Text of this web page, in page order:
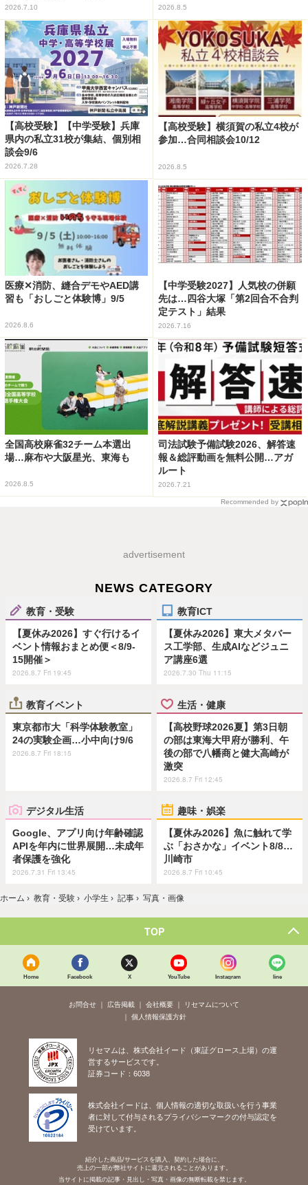
2026.7.10 2026.8.5
【高校受験】【中学受験】兵庫
県内の私立31校が集結、個別相
談会9/6
2026.7.28
【高校受験】横須賀の私立4校が
参加…合同相談会10/12
2026.8.5
医療✕消防、縫合デモやAED講
習も「おしごと体験博」9/5
2026.8.6
【中学受験2027】人気校の併願
先は…四谷大塚「第2回合不合判
定テスト」結果
2026.7.16
全国高校麻雀32チーム本選出
場…麻布や大阪星光、東海も
2026.8.5
司法試験予備試験2026、解答速
報＆総評動画を無料公開…アガ
ルート
2026.7.21
Recommended by
advertisement
NEWS CATEGORY
教育・受験
【夏休み2026】すぐ行けるイ
ベント情報おまとめ便＜8/9-
15開催＞
2026.8.7 Fri 19:45
教育ICT
【夏休み2026】東大メタバー
ス工学部、生成AIなどジュニ
ア講座6選
2026.7.30 Thu 11:15
教育イベント
東京都市大「科学体験教室」
24の実験企画…小中向け9/6
2026.8.7 Fri 18:15
生活・健康
【高校野球2026夏】第3日朝
の部は東海大甲府が勝利、午
後の部で八幡商と健大高崎が
激突
2026.8.7 Fri 12:45
デジタル生活
Google、アプリ向け年齢確認
APIを年内に世界展開…未成年
者保護を強化
2026.7.31 Fri 13:45
趣味・娯楽
【夏休み2026】魚に触れて学
ぶ「おさかな」イベント8/8…
川崎市
2026.8.7 Fri 10:45
ホーム › 教育・受験 › 小学生 › 記事 › 写真・画像
TOP
Home Facebook X YouTube Instagram line
お問合せ 広告掲載 会社概要
リセマムについて
個人情報保護方針
リセマムは、株式会社イード（東証グロース上場）の運
営するサービスです。
証券コード：6038
株式会社イードは、個人情報の適切な取扱いを行う事業
者に対して付与されるプライバシーマークの付与認定を
受けています。
紹介した商品/サービスを購入、契約した場合に、
売上の一部が弊社サイトに還元されることがあります。
当サイトに掲載の記事・見出し・写真・画像の無断転載を禁じます。